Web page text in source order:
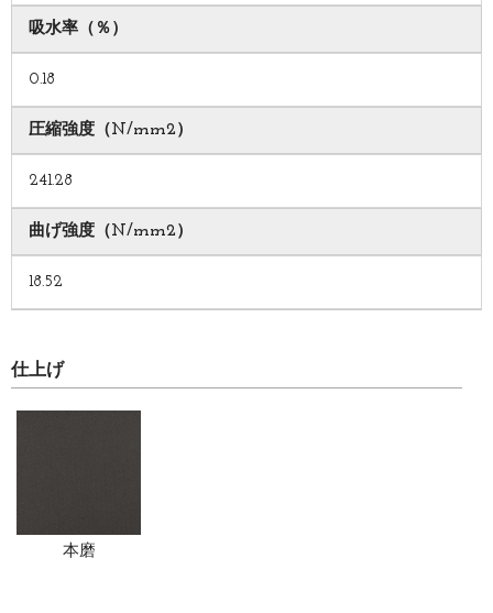
吸水率（％）
0.18
圧縮強度（N/mm2）
241.28
曲げ強度（N/mm2）
18.52
仕上げ
本磨